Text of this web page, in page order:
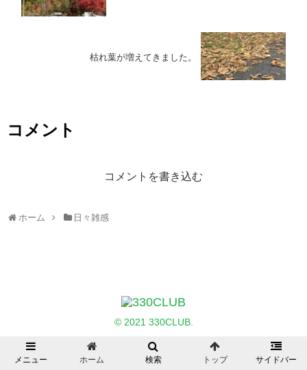
枯れ葉が増えてきました。
コメント
コメントを書き込む
ホーム 日々雑感
© 2021 330CLUB.
メニュー ホーム 検索 トップ サイドバー